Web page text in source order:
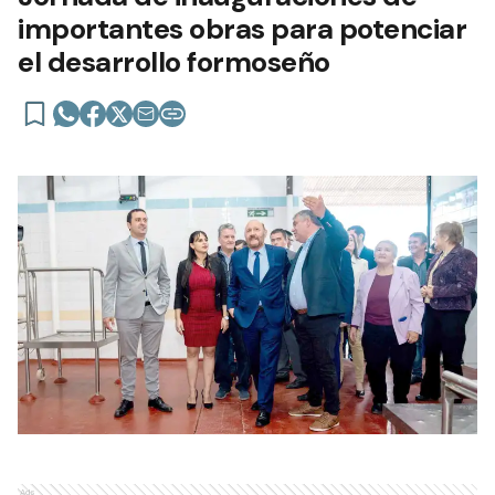
importantes obras para potenciar
el desarrollo formoseño
Ads